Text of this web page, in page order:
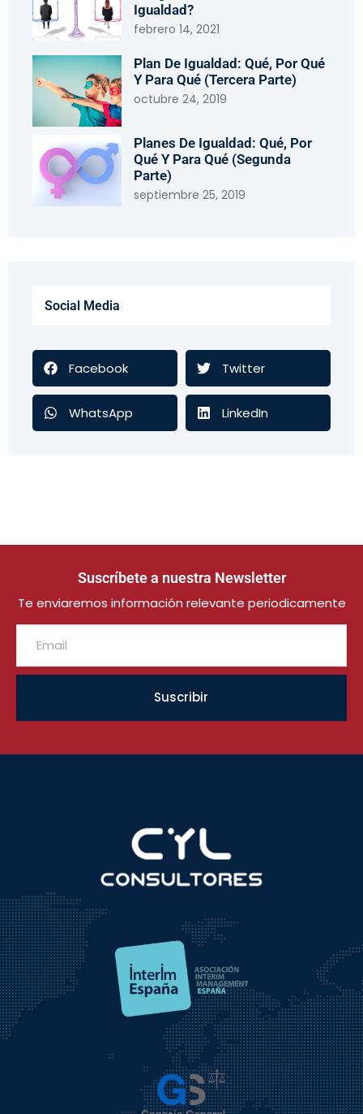
Igualdad?
febrero 14, 2021
Plan De Igualdad: Qué, Por Qué
Y Para Qué (tercera Parte)
octubre 24, 2019
Planes De Igualdad: Qué, Por
Qué Y Para Qué (segunda
Parte)
septiembre 25, 2019
Social Media
Facebook Twitter
WhatsApp LinkedIn
Suscríbete a nuestra Newsletter
Te enviaremos información relevante periodicamente
Suscribir